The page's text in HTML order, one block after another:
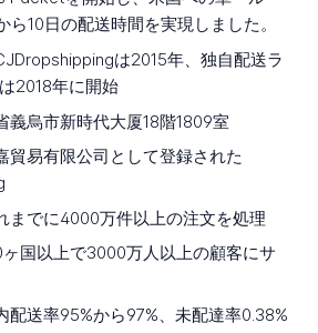
ら10日の配送時間を実現しました。
は2015年、独自配送ラ
2018年に開始
義烏市新時代大厦18階1809室
貿易有限公司として登録された
までに4000万件以上の注文を処理
ヶ国以上で3000万人以上の顧客にサ
配送率95%から97%、未配達率0.38%